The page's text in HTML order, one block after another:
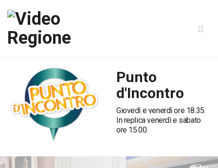
Punto
d'Incontro
Giovedì e venerdì ore 18.35.
In replica venerdì e sabato
ore 15.00.